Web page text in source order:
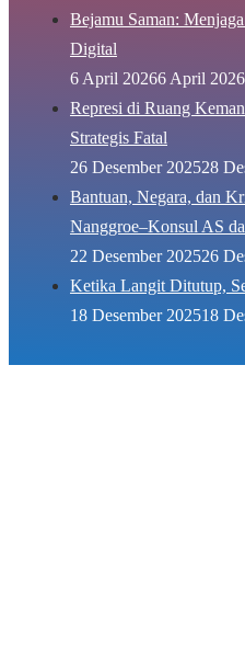
Bejamu Saman:
Digital
6 April 20266 April 2026
Represi di Ruang
Strategis Fatal
26 Desember 202528
Bantuan, Negara, dan
Nanggroe–Konsul AS
22 Desember 202526
Ketika Langit Ditutup,
18 Desember 202518